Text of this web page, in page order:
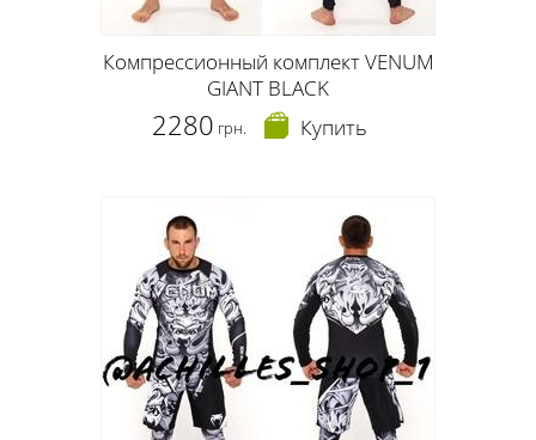
Компрессионный комплект VENUM
GIANT BLACK
2280 грн. Купить